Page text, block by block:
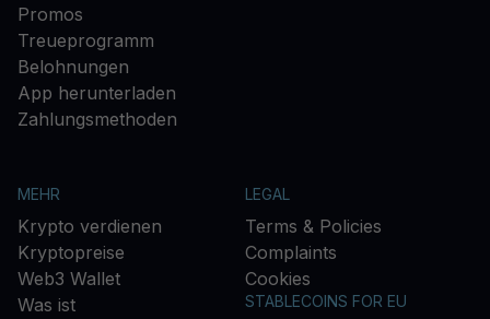
Promos
Treueprogramm
Belohnungen
App herunterladen
Zahlungsmethoden
MEHR
Krypto verdienen
Kryptopreise
Web3 Wallet
Was ist
LEGAL
Terms & Policies
Complaints
Cookies
STABLECOINS FOR EU